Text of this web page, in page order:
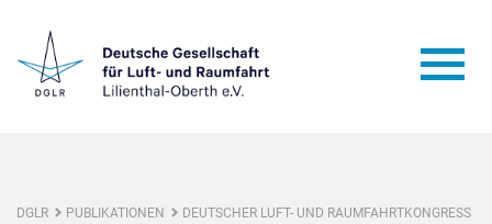
DGLR PUBLIKATIONEN
DEUTSCHER LUFT- UND RAUMFAHRTKONGRESS